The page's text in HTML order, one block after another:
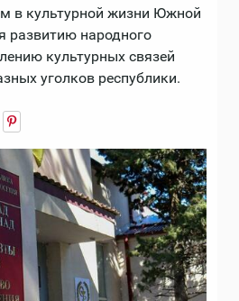
в культурной жизни Южной
развитию народного
культурных связей
уголков республики.